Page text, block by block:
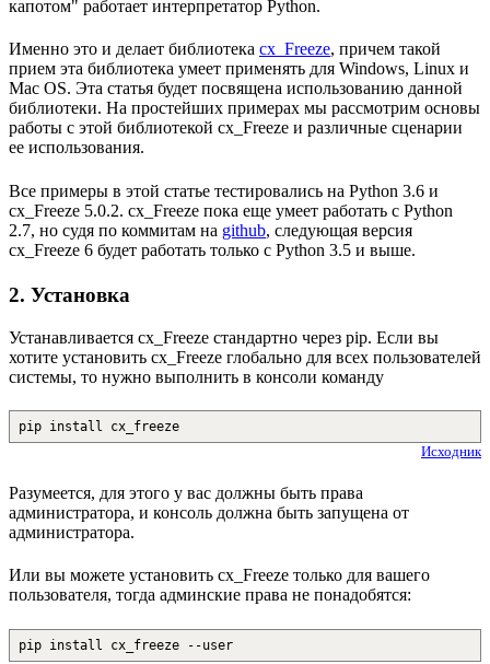
капотом" работает интерпретатор Python.
Именно это и делает библиотека cx_Freeze, причем такой
прием эта библиотека умеет применять для Windows, Linux и
Mac OS. Эта статья будет посвящена использованию данной
библиотеки. На простейших примерах мы рассмотрим основы
работы с этой библиотекой cx_Freeze и различные сценарии
ее использования.
Все примеры в этой статье тестировались на Python 3.6 и
cx_Freeze 5.0.2. cx_Freeze пока еще умеет работать с Python
2.7, но судя по коммитам на github, следующая версия
cx_Freeze 6 будет работать только с Python 3.5 и выше.
2. Установка
Устанавливается cx_Freeze стандартно через pip. Если вы
хотите установить cx_Freeze глобально для всех пользователей
системы, то нужно выполнить в консоли команду
pip install cx_freeze
Исходник
Разумеется, для этого у вас должны быть права
администратора, и консоль должна быть запущена от
администратора.
Или вы можете установить cx_Freeze только для вашего
пользователя, тогда админские права не понадобятся:
pip install cx_freeze --user